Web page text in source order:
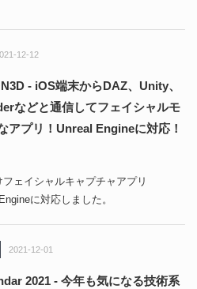
ドキュメン
AIエージェン
12-12
- iOS端末からDAZ、Unity、
などと通信してフェイシャルモ
アプリ！Unreal Engineに対応！
ェイシャルキャプチャアプリ
に対応しました。
2021-12-01
2021 - 今年も気になる技術系